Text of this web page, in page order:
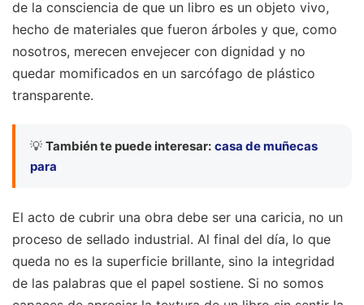
de la consciencia de que un libro es un objeto vivo,
hecho de materiales que fueron árboles y que, como
nosotros, merecen envejecer con dignidad y no
quedar momificados en un sarcófago de plástico
transparente.
💡 También te puede interesar: casa de muñecas
para
El acto de cubrir una obra debe ser una caricia, no un
proceso de sellado industrial. Al final del día, lo que
queda no es la superficie brillante, sino la integridad
de las palabras que el papel sostiene. Si no somos